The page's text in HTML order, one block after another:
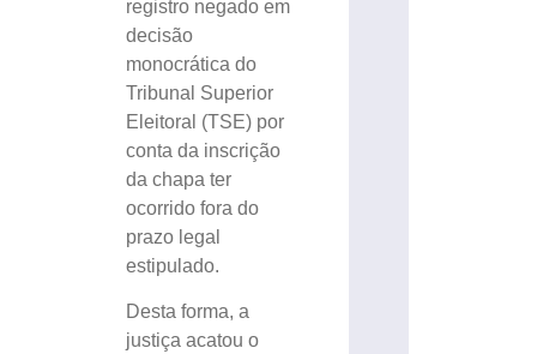
registro negado em
decisão
monocrática do
Tribunal Superior
Eleitoral (TSE) por
conta da inscrição
da chapa ter
ocorrido fora do
prazo legal
estipulado.
Desta forma, a
justiça acatou o